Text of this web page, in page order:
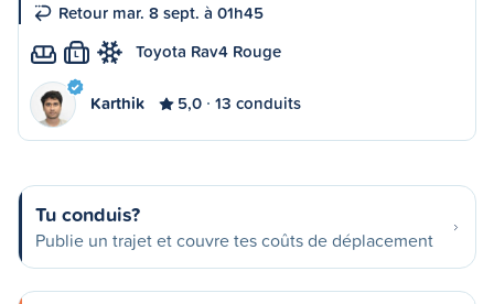
Retour mar. 8 sept. à 01h45
L Toyota Rav4 Rouge
Karthik 5,0 13 conduits
Tu conduis?
Publie un trajet et couvre tes coûts de déplacement